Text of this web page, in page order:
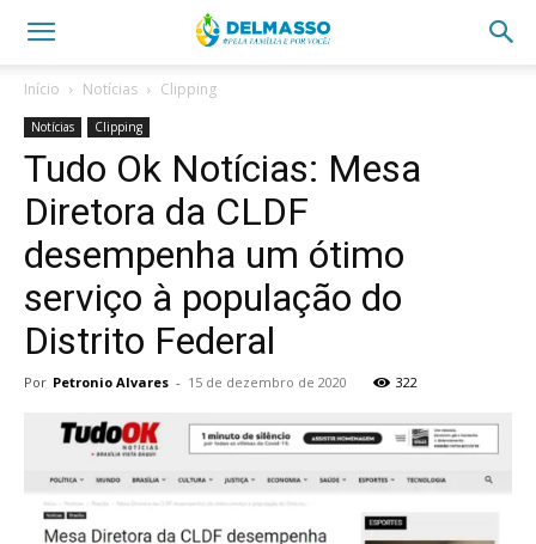
Início Notícias Clipping
Notícias Clipping
Tudo Ok Notícias: Mesa
Diretora da CLDF
desempenha um ótimo
serviço à população do
Distrito Federal
Por Petronio Alvares - 15 de dezembro de 2020 322